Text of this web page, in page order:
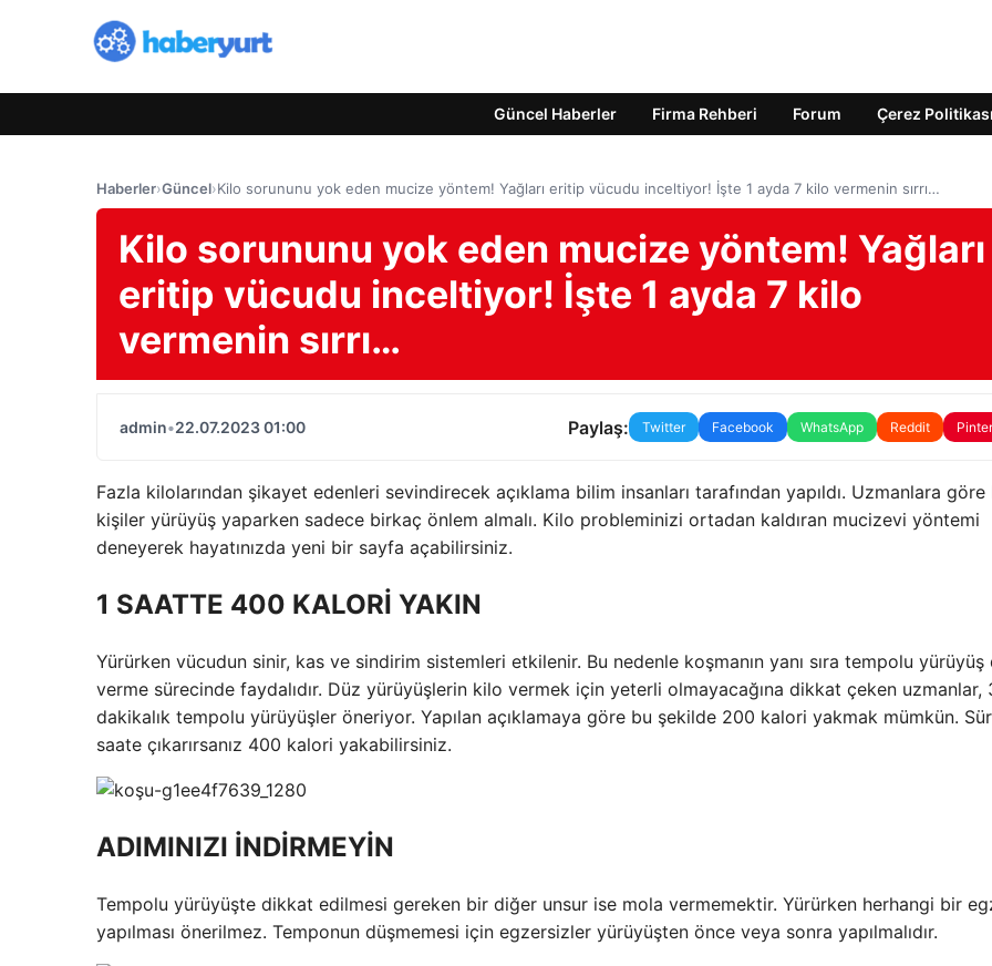
Güncel Haberler Firma Rehberi Forum Çerez Politikası
Haberler›Güncel›Kilo sorununu yok eden mucize yöntem! Yağları eritip vücudu inceltiyor! İşte 1 ayda 7 kilo vermenin sırrı…
Kilo sorununu yok eden mucize yöntem! Yağları
eritip vücudu inceltiyor! İşte 1 ayda 7 kilo
vermenin sırrı…
admin•22.07.2023 01:00 Paylaş: Twitter Facebook WhatsApp Reddit
Fazla kilolarından şikayet edenleri sevindirecek açıklama bilim insanları tarafından yapıldı. Uzmanlara göre
kişiler yürüyüş yaparken sadece birkaç önlem almalı. Kilo probleminizi ortadan kaldıran mucizevi yöntemi
deneyerek hayatınızda yeni bir sayfa açabilirsiniz.
1 SAATTE 400 KALORİ YAKIN
Yürürken vücudun sinir, kas ve sindirim sistemleri etkilenir. Bu nedenle koşmanın yanı sıra tempolu yürüyüş
verme sürecinde faydalıdır. Düz yürüyüşlerin kilo vermek için yeterli olmayacağına dikkat çeken uzmanlar,
dakikalık tempolu yürüyüşler öneriyor. Yapılan açıklamaya göre bu şekilde 200 kalori yakmak mümkün.
saate çıkarırsanız 400 kalori yakabilirsiniz.
ADIMINIZI İNDİRMEYİN
Tempolu yürüyüşte dikkat edilmesi gereken bir diğer unsur ise mola vermemektir. Yürürken herhangi bir
yapılması önerilmez. Temponun düşmemesi için egzersizler yürüyüşten önce veya sonra yapılmalıdır.